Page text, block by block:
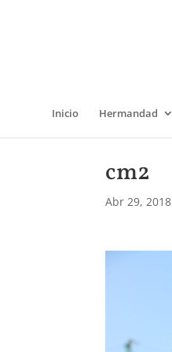
Inicio Hermandad
cm2
Abr 29, 2018